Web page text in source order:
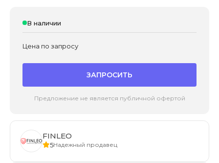
В наличии
Цена по запросу
ЗАПРОСИТЬ
Предложение не является публичной офертой
FINLEO
5Надежный продавец